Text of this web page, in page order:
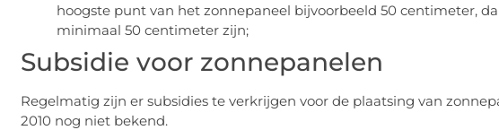
hoogste punt van het zonnepaneel bijvoorbeeld 50 centimeter,
minimaal 50 centimeter zijn;
Subsidie voor zonnepanelen
Regelmatig zijn er subsidies te verkrijgen voor de plaatsing van
2010 nog niet bekend.